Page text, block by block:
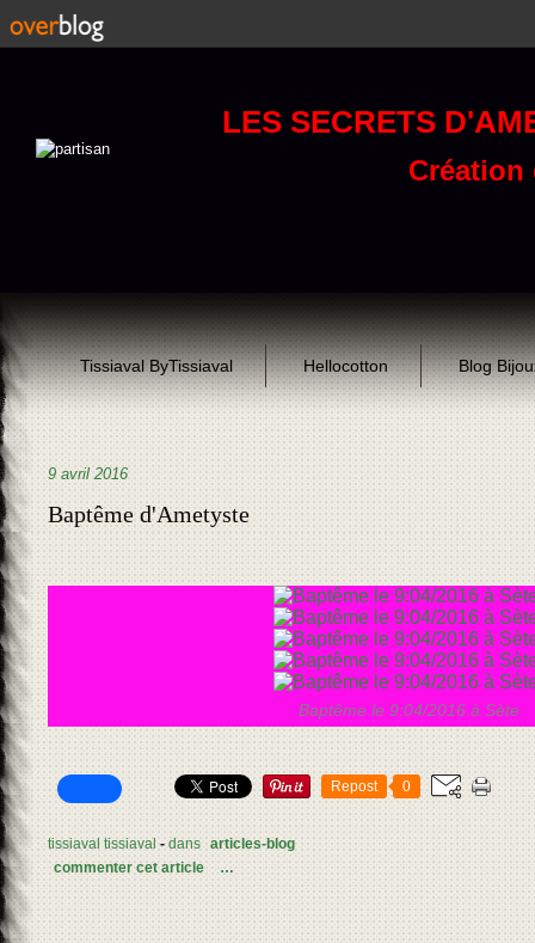
LES SECRETS
Création
Tissiaval ByTissiaval Hellocotton Blog
9 avril 2016
Baptême d'Ametyste
Baptême le 9:04/2016 à Sète
Repost 0
tissiaval tissiaval - dans articles-blog
commenter cet article
…